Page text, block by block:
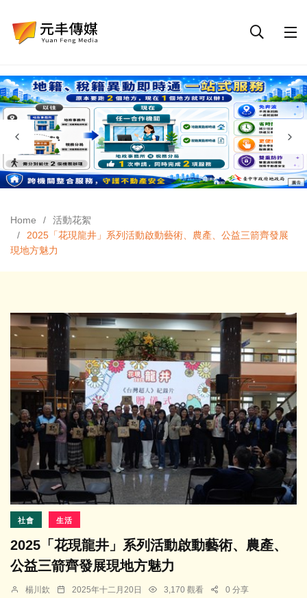
Home
活動花絮
2025「花現龍井」系列活動啟動藝術、農產、公益三箭齊發展
現地方魅力
社會 生活
2025「花現龍井」系列活動啟動藝術、農產、
公益三箭齊發展現地方魅力
楊川欽 2025年十二月20日 3,170 觀看 0 分享